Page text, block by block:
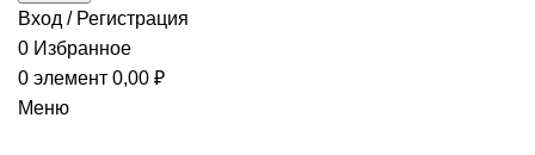
Вход / Регистрация
0 Избранное
0 элемент 0,00 ₽
Меню